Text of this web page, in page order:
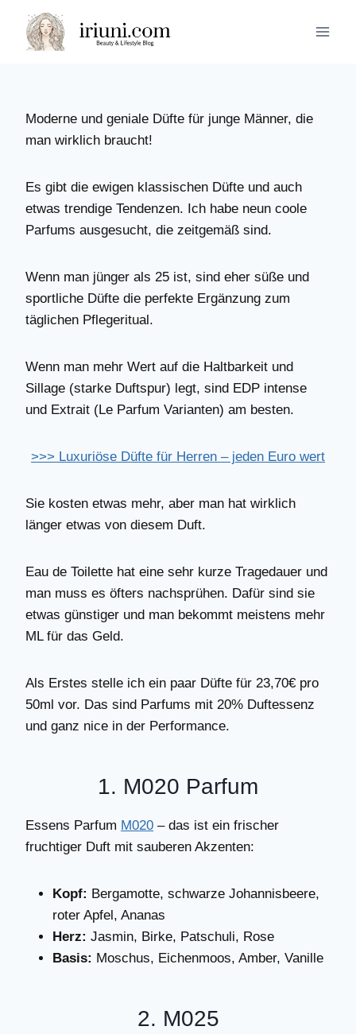
Inhalt
springen
Moderne und geniale Düfte für junge Männer, die
man wirklich braucht!
Es gibt die ewigen klassischen Düfte und auch
etwas trendige Tendenzen. Ich habe neun coole
Parfums ausgesucht, die zeitgemäß sind.
Wenn man jünger als 25 ist, sind eher süße und
sportliche Düfte die perfekte Ergänzung zum
täglichen Pflegeritual.
Wenn man mehr Wert auf die Haltbarkeit und
Sillage (starke Duftspur) legt, sind EDP intense
und Extrait (Le Parfum Varianten) am besten.
>>> Luxuriöse Düfte für Herren – jeden Euro wert
Sie kosten etwas mehr, aber man hat wirklich
länger etwas von diesem Duft.
Eau de Toilette hat eine sehr kurze Tragedauer und
man muss es öfters nachsprühen. Dafür sind sie
etwas günstiger und man bekommt meistens mehr
ML für das Geld.
Als Erstes stelle ich ein paar Düfte für 23,70€ pro
50ml vor. Das sind Parfums mit 20% Duftessenz
und ganz nice in der Performance.
1. M020 Parfum
Essens Parfum M020 – das ist ein frischer
fruchtiger Duft mit sauberen Akzenten:
Kopf: Bergamotte, schwarze Johannisbeere,
roter Apfel, Ananas
Herz: Jasmin, Birke, Patschuli, Rose
Basis: Moschus, Eichenmoos, Amber, Vanille
2. M025